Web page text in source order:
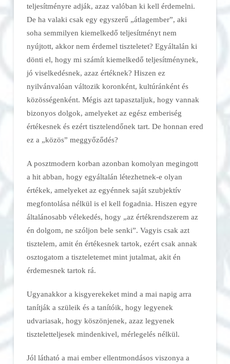
teljesítményre adják, azaz valóban ki kell érdemelni.
De ha valaki csak egy egyszerű „átlagember”, aki
soha semmilyen kiemelkedő teljesítményt nem
nyújtott, akkor nem érdemel tiszteletet? Egyáltalán ki
dönti el, hogy mi számít kiemelkedő teljesítménynek,
jó viselkedésnek, azaz értéknek? Hiszen ez
nyilvánvalóan változik koronként, kultúránként és
közösségenként. Mégis azt tapasztaljuk, hogy vannak
bizonyos dolgok, amelyeket az egész emberiség
értékesnek és ezért tisztelendőnek tart. De honnan ered
ez a „közös” meggyőződés?
A posztmodern korban azonban komolyan megingott
a hit abban, hogy egyáltalán létezhetnek-e olyan
értékek, amelyeket az egyénnek saját szubjektív
megfontolása nélkül is el kell fogadnia. Hiszen egyre
általánosabb vélekedés, hogy „az értékrendszerem az
én dolgom, ne szóljon bele senki”. Vagyis csak azt
tisztelem, amit én értékesnek tartok, ezért csak annak
osztogatom a tiszteletemet mint jutalmat, akit én
érdemesnek tartok rá.
Ugyanakkor a kisgyerekeket mind a mai napig arra
tanítják a szüleik és a tanítóik, hogy legyenek
udvariasak, hogy köszönjenek, azaz legyenek
tiszteletteljesek mindenkivel, mérlegelés nélkül.
Jól látható a mai ember ellentmondásos viszonya a